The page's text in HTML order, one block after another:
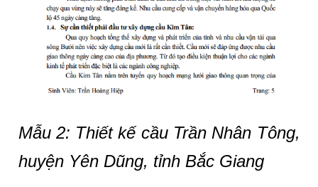
Mẫu 2: Thiết kế cầu Trần Nhân Tông,
huyện Yên Dũng, tỉnh Bắc Giang